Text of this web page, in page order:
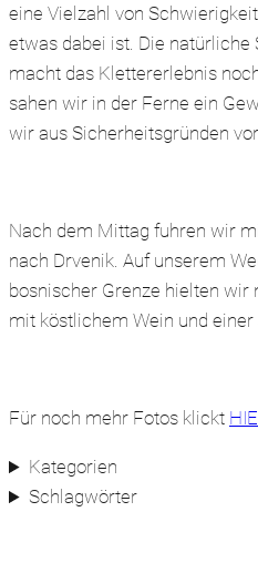
eine Vielzahl von
etwas dabei ist. Die natürliche
macht das Klettererlebnis
sahen wir in der Ferne ein
wir aus Sicherheitsgründen
Nach dem Mittag fuhren wir
nach Drvenik. Auf unserem
bosnischer Grenze hielten wir
mit köstlichem Wein und
Für noch mehr Fotos klickt
Kategorien
Schlagwörter